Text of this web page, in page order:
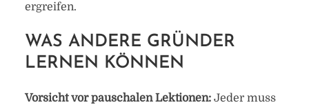
ergreifen.
WAS ANDERE GRÜNDER
LERNEN KÖNNEN
Vorsicht vor pauschalen Lektionen:Jeder muss